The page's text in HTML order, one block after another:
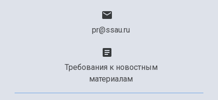
pr@ssau.ru
Требования к новостным
материалам